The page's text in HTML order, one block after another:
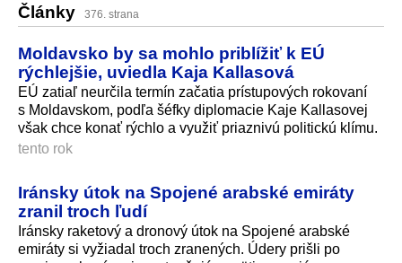
Články 376. strana
Moldavsko by sa mohlo priblížiť k EÚ
rýchlejšie, uviedla Kaja Kallasová
EÚ zatiaľ neurčila termín začatia prístupových rokovaní
s Moldavskom, podľa šéfky diplomacie Kaje Kallasovej
však chce konať rýchlo a využiť priaznivú politickú klímu.
tento rok
Iránsky útok na Spojené arabské emiráty
zranil troch ľudí
Iránsky raketový a dronový útok na Spojené arabské
emiráty si vyžiadal troch zranených. Údery prišli po